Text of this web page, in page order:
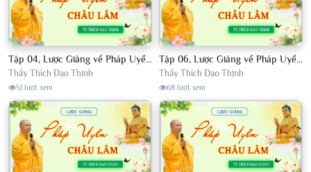
Tập 04, Lược Giảng về Pháp Uyển Châu Lâm, Chủ giảng TT. Thích Đạo Thịnh
Thầy Thích Đạo Thịnh
51 lượt xem
Tập 06, Lược Giảng về Pháp Uyển Châu Lâm, Chủ giảng TT. Thích Đạo Thịnh
Thầy Thích Đạo Thịnh
68 lượt xem